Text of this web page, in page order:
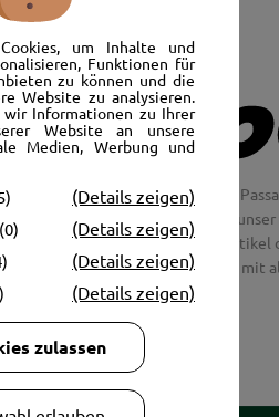
um Inhalte und
Funktionen für
zu können und die
Website zu analysieren.
Informationen zu Ihrer
Website an unsere
Medien, Werbung und
(Details zeigen)
(Details zeigen)
(Details zeigen)
(Details zeigen)
zulassen
uns, Sie im AutoShop Wimmer in
Citroen. Hier in Passau schlägt
unsere Räder und Merchandise
tolle Fotos mit